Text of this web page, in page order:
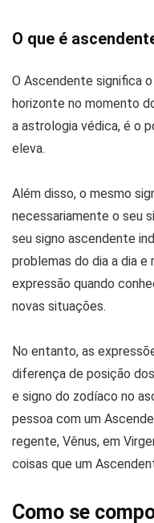
O que é
O Ascendente significa
horizonte no momento
a astrologia védica, é o
eleva.
Além disso, o mesmo
necessariamente o seu
seu signo ascendente
problemas do dia a dia e
expressão quando
novas situações.
No entanto, as
diferença de posição
e signo do zodíaco no
pessoa com um
regente, Vênus, em
coisas que um
Como se